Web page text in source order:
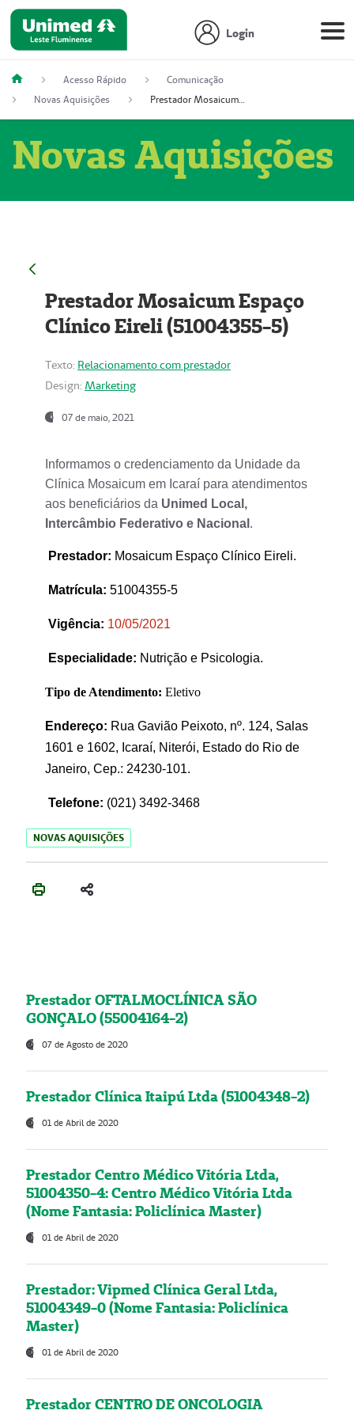
Login
Acesso Rápido
Comunicação
Novas Aquisições
Prestador Mosaicum Espaço Clínico Eireli (51004355-5)
Novas Aquisições
Prestador Mosaicum Espaço
Clínico Eireli (51004355-5)
Texto: Relacionamento com prestador
Design: Marketing
07 de maio, 2021
Informamos o credenciamento da Unidade da
Clínica Mosaicum em Icaraí para atendimentos
aos beneficiários da Unimed Local,
Intercâmbio Federativo e Nacional .
Prestador: Mosaicum Espaço Clínico Eireli.
Matrícula: 51004355-5
Vigência: 10/05/2021
Especialidade: Nutrição e Psicologia.
Tipo de Atendimento: Eletivo
Endereço: Rua Gavião Peixoto, nº. 124, Salas
1601 e 1602, Icaraí, Niterói, Estado do Rio de
Janeiro, Cep.: 24230-101.
Telefone: (021) 3492-3468
NOVAS AQUISIÇÕES
Prestador OFTALMOCLÍNICA SÃO
GONÇALO (55004164-2)
07 de Agosto de 2020
Prestador Clínica Itaipú Ltda (51004348-2)
01 de Abril de 2020
Prestador Centro Médico Vitória Ltda,
51004350-4: Centro Médico Vitória Ltda
(Nome Fantasia: Policlínica Master)
01 de Abril de 2020
Prestador: Vipmed Clínica Geral Ltda,
51004349-0 (Nome Fantasia: Policlínica
Master)
01 de Abril de 2020
Prestador CENTRO DE ONCOLOGIA